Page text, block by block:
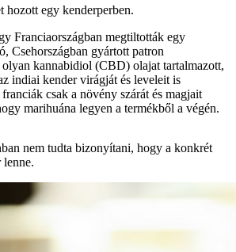
hozott egy kenderperben.
Franciaországban megtiltották egy
Csehországban gyártott patron
olyan kannabidiol (CBD) olajat tartalmazott,
indiai kender virágját és leveleit is
csak a növény szárát és magjait
marihuána legyen a termékből a végén.
nem tudta bizonyítani, hogy a konkrét
lenne.